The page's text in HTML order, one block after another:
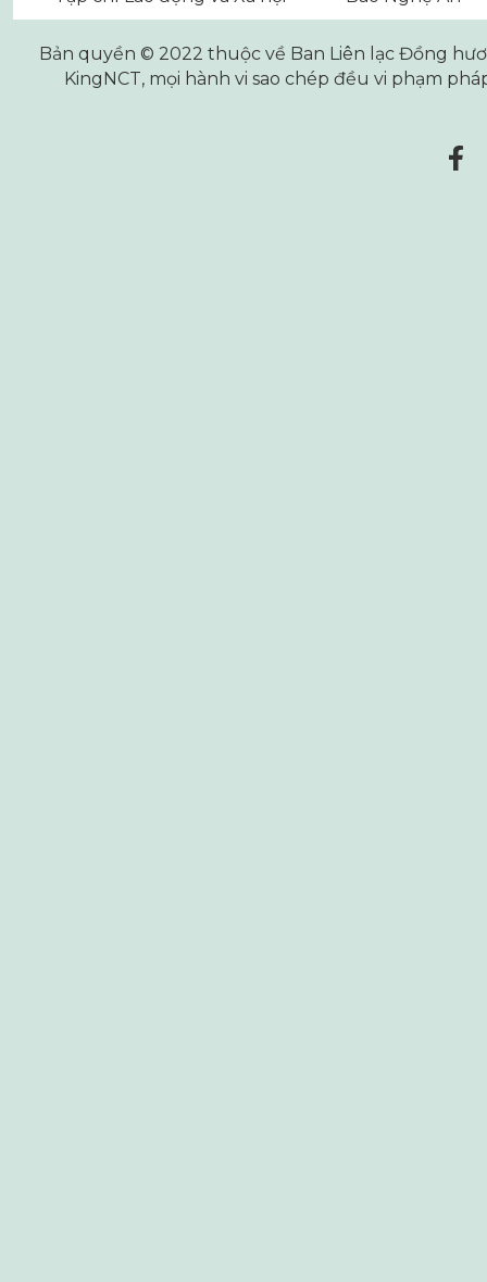
Bản quyền © 2022 thuộc về Ban Liên lạc Đồng
KingNCT, mọi hành vi sao chép đều vi phạm